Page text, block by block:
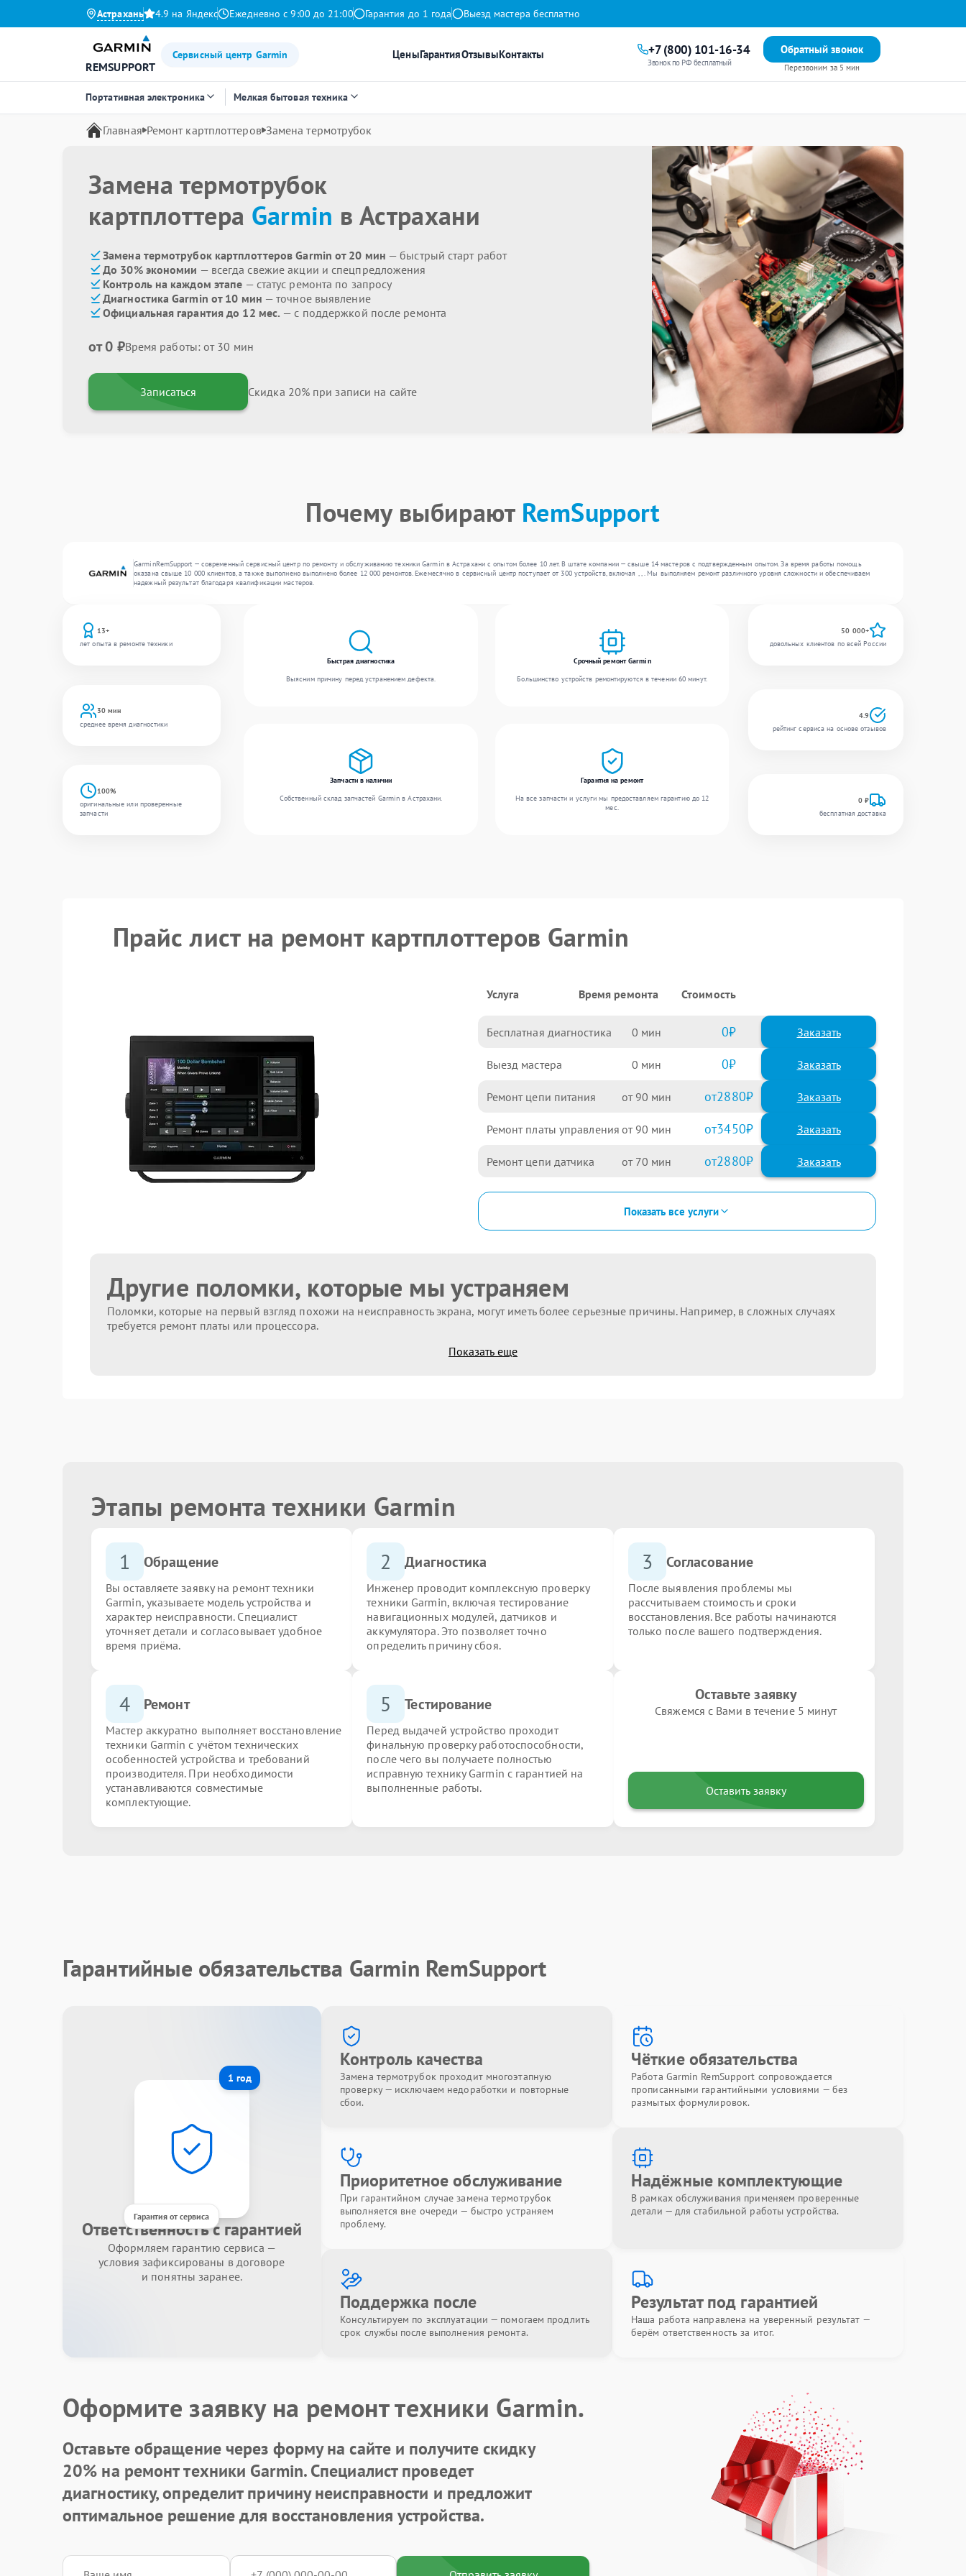
Астрахань 4.9 на Яндекс Ежедневно с 9:00 до 21:00 Гарантия до 1 года Выезд мастера бесплатно
REMSUPPORT
Сервисный центр Garmin ЦеныГарантияОтзывыКонтакты +7 (800) 101-16-34
Звонок по РФ бесплатный
Обратный звонок
Перезвоним за 5 мин
Портативная электроника Мелкая бытовая техника
Главная Ремонт картплоттеров Замена термотрубок
Замена термотрубок
картплоттера Garmin в Астрахани
Замена термотрубок картплоттеров Garmin от 20 мин — быстрый старт работ
До 30% экономии — всегда свежие акции и спецпредложения
Контроль на каждом этапе — статус ремонта по запросу
Диагностика Garmin от 10 мин — точное выявление
Официальная гарантия до 12 мес. — с поддержкой после ремонта
от 0 ₽Время работы: от 30 мин
Записаться Скидка 20% при записи на сайте
Почему выбирают RemSupport
GarminRemSupport — современный сервисный центр по ремонту и обслуживанию техники Garmin в Астрахани с опытом более 10 лет. В штате компании — свыше 14 мастеров с подтвержденным опытом. За время работы помощь
оказана свыше 10 000 клиентов, а также выполнено выполнено более 12 000 ремонтов. Ежемесячно в сервисный центр поступает от 300 устройств, включая , , . Мы выполняем ремонт различного уровня сложности и обеспечиваем
надежный результат благодаря квалификации мастеров.
13+
лет опыта в ремонте техники
30 мин
среднее время диагностики
100%
оригинальные или проверенные
запчасти
Быстрая диагностика
Выясним причину перед устранением дефекта.
Срочный ремонт Garmin
Большинство устройств ремонтируются в течении 60 минут.
Запчасти в наличии
Собственный склад запчастей Garmin в Астрахани.
Гарантия на ремонт
На все запчасти и услуги мы предоставляем гарантию до 12
мес.
50 000+
довольных клиентов по всей России
4.9
рейтинг сервиса на основе отзывов
0 ₽
бесплатная доставка
Прайс лист на ремонт картплоттеров Garmin
Услуга Время ремонта Стоимость
Бесплатная диагностика 0 0 Заказать
Выезд мастера 0 0 Заказать
Ремонт цепи питания 90 2880
Ремонт платы управления 90 3450
Ремонт цепи датчика 70 2880
Показать все услуги
Другие поломки, которые мы устраняем
Поломки, которые на первый взгляд похожи на неисправность экрана, могут иметь более серьезные причины. Например, в сложных случаях
требуется ремонт платы или процессора.
Показать еще
Этапы ремонта техники Garmin
1 Обращение
Вы оставляете заявку на ремонт техники
Garmin, указываете модель устройства и
характер неисправности. Специалист
уточняет детали и согласовывает удобное
время приёма.
2 Диагностика
Инженер проводит комплексную проверку
техники Garmin, включая тестирование
навигационных модулей, датчиков и
аккумулятора. Это позволяет точно
определить причину сбоя.
3 Согласование
После выявления проблемы мы
рассчитываем стоимость и сроки
восстановления. Все работы начинаются
только после вашего подтверждения.
4 Ремонт
Мастер аккуратно выполняет восстановление
техники Garmin с учётом технических
особенностей устройства и требований
производителя. При необходимости
устанавливаются совместимые
комплектующие.
5 Тестирование
Перед выдачей устройство проходит
финальную проверку работоспособности,
после чего вы получаете полностью
исправную технику Garmin с гарантией на
выполненные работы.
Оставьте заявку
Свяжемся с Вами в течение 5 минут
Оставить заявку
Гарантийные обязательства Garmin RemSupport
1 год
Гарантия от сервиса
Ответственность с гарантией
Оформляем гарантию сервиса —
условия зафиксированы в договоре
и понятны заранее.
Контроль качества
Замена термотрубок проходит многоэтапную
проверку — исключаем недоработки и повторные
сбои.
Чёткие обязательства
Работа Garmin RemSupport сопровождается
прописанными гарантийными условиями — без
размытых формулировок.
Приоритетное обслуживание
При гарантийном случае замена термотрубок
выполняется вне очереди — быстро устраняем
проблему.
Надёжные комплектующие
В рамках обслуживания применяем проверенные
детали — для стабильной работы устройства.
Поддержка после
Консультируем по эксплуатации — помогаем продлить
срок службы после выполнения ремонта.
Результат под гарантией
Наша работа направлена на уверенный результат —
берём ответственность за итог.
Оформите заявку на ремонт техники Garmin.
Оставьте обращение через форму на сайте и получите скидку
20% на ремонт техники Garmin. Специалист проведет
диагностику, определит причину неисправности и предложит
оптимальное решение для восстановления устройства.